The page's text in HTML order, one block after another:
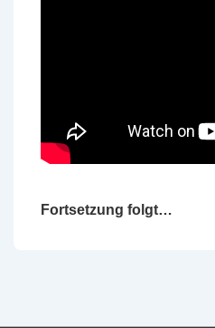
Fortsetzung folgt…